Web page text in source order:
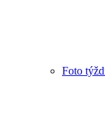
Foto